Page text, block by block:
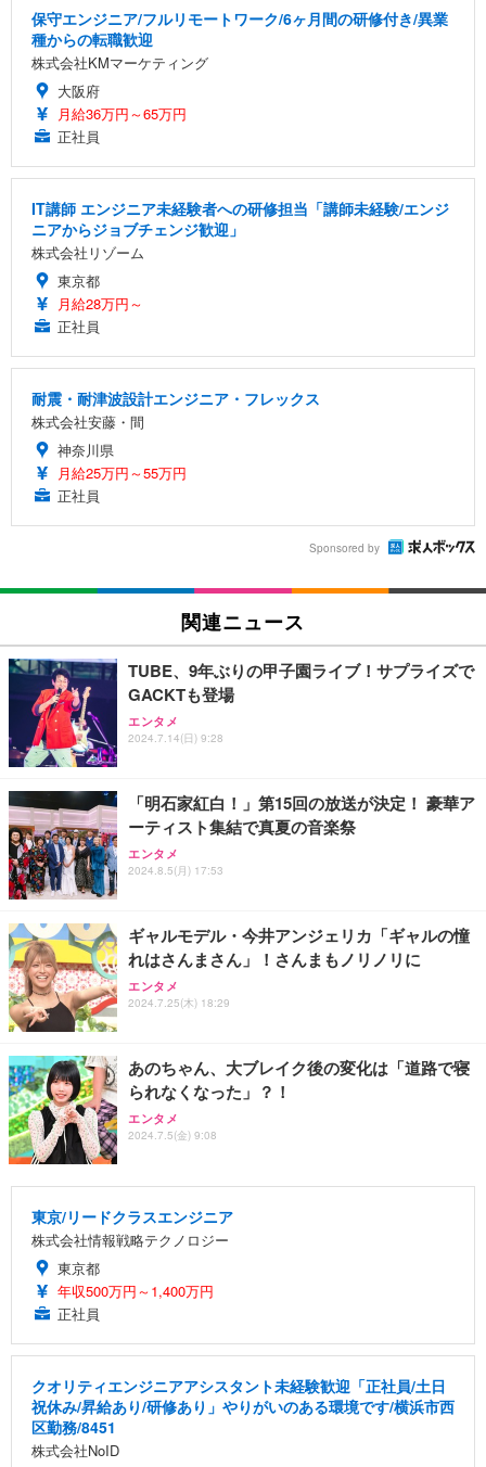
保守エンジニア/フルリモートワーク/6ヶ月間の研修付き/異業
種からの転職歓迎
株式会社KMマーケティング
大阪府
月給36万円～65万円
正社員
IT講師 エンジニア未経験者への研修担当「講師未経験/エンジ
ニアからジョブチェンジ歓迎」
株式会社リゾーム
東京都
月給28万円～
正社員
耐震・耐津波設計エンジニア・フレックス
株式会社安藤・間
神奈川県
月給25万円～55万円
正社員
Sponsored by
関連ニュース
TUBE、9年ぶりの甲子園ライブ！サプライズで
GACKTも登場
エンタメ
2024.7.14(日) 9:28
「明石家紅白！」第15回の放送が決定！ 豪華ア
ーティスト集結で真夏の音楽祭
エンタメ
2024.8.5(月) 17:53
ギャルモデル・今井アンジェリカ「ギャルの憧
れはさんまさん」！さんまもノリノリに
エンタメ
2024.7.25(木) 18:29
あのちゃん、大ブレイク後の変化は「道路で寝
られなくなった」？！
エンタメ
2024.7.5(金) 9:08
東京/リードクラスエンジニア
株式会社情報戦略テクノロジー
東京都
年収500万円～1,400万円
正社員
クオリティエンジニアアシスタント未経験歓迎「正社員/土日
祝休み/昇給あり/研修あり」やりがいのある環境です/横浜市西
区勤務/8451
株式会社NoID